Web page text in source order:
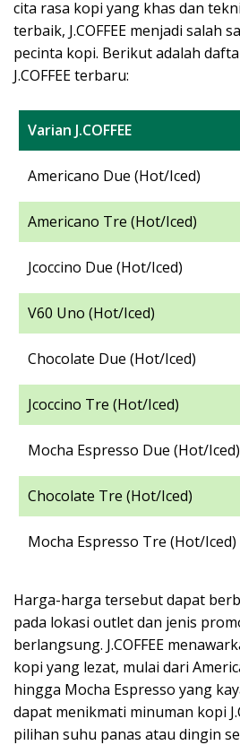
cita rasa kopi yang khas dan
terbaik, J.COFFEE menjadi salah
pecinta kopi. Berikut adalah
J.COFFEE terbaru:
Varian J.COFFEE
Americano Due (Hot/Iced)
Americano Tre (Hot/Iced)
Jcoccino Due (Hot/Iced)
V60 Uno (Hot/Iced)
Chocolate Due (Hot/Iced)
Jcoccino Tre (Hot/Iced)
Mocha Espresso Due (Hot/Iced)
Chocolate Tre (Hot/Iced)
Mocha Espresso Tre (Hot/Iced)
Harga-harga tersebut dapat
pada lokasi outlet dan jenis
berlangsung. J.COFFEE
kopi yang lezat, mulai dari
hingga Mocha Espresso yang
dapat menikmati minuman kopi
pilihan suhu panas atau dingin